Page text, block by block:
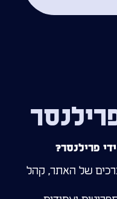
פרילנסר?
של האתר, קהל